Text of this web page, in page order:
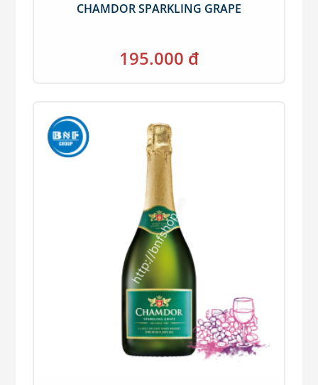
CHAMDOR SPARKLING GRAPE
195.000 đ